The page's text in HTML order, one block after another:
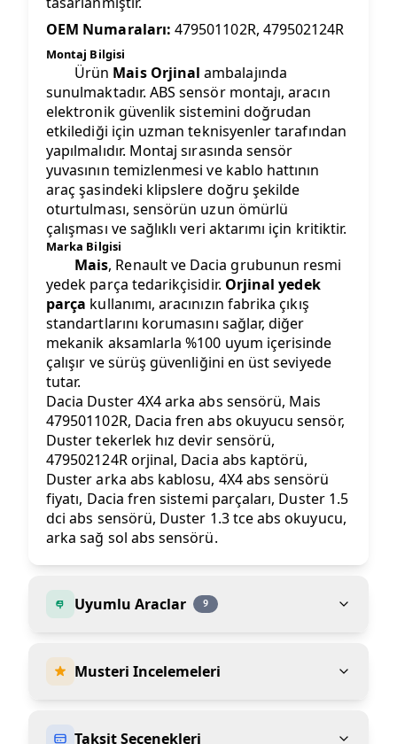
OEM Numaraları: 479501102R, 479502124R
Montaj Bilgisi
Ürün Mais Orjinal ambalajında
sunulmaktadır. ABS sensör montajı, aracın
elektronik güvenlik sistemini doğrudan
etkilediği için uzman teknisyenler tarafından
yapılmalıdır. Montaj sırasında sensör
yuvasının temizlenmesi ve kablo hattının
araç şasindeki klipslere doğru şekilde
oturtulması, sensörün uzun ömürlü
çalışması ve sağlıklı veri aktarımı için kritiktir.
Marka Bilgisi
Mais, Renault ve Dacia grubunun resmi
yedek parça tedarikçisidir. Orjinal yedek
parça kullanımı, aracınızın fabrika çıkış
standartlarını korumasını sağlar, diğer
mekanik aksamlarla %100 uyum içerisinde
çalışır ve sürüş güvenliğini en üst seviyede
tutar.
Dacia Duster 4X4 arka abs sensörü, Mais
479501102R, Dacia fren abs okuyucu sensör,
Duster tekerlek hız devir sensörü,
479502124R orjinal, Dacia abs kaptörü,
Duster arka abs kablosu, 4X4 abs sensörü
fiyatı, Dacia fren sistemi parçaları, Duster 1.5
dci abs sensörü, Duster 1.3 tce abs okuyucu,
arka sağ sol abs sensörü.
Uyumlu Araclar 9
Musteri Incelemeleri
Taksit Secenekleri